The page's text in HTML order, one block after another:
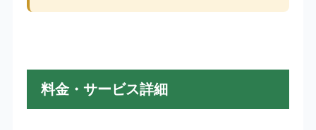
料金・サービス詳細